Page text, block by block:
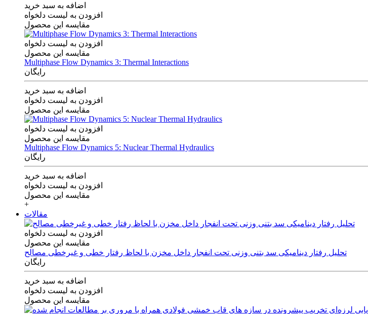
اضافه به سبد خرید
افزودن به لیست دلخواه
مقایسه این محصول
افزودن به لیست دلخواه
مقایسه این محصول
Multiphase Flow Dynamics 3: Thermal Interactions
رایگان
اضافه به سبد خرید
افزودن به لیست دلخواه
مقایسه این محصول
افزودن به لیست دلخواه
مقایسه این محصول
Multiphase Flow Dynamics 5: Nuclear Thermal Hydraulics
رایگان
اضافه به سبد خرید
افزودن به لیست دلخواه
مقایسه این محصول
+
مقالات
افزودن به لیست دلخواه
مقایسه این محصول
تحلیل رفتار دینامیکی سد بتنی وزنی تحت انفجار داخل مخزن با لحاظ رفتار خطی و غیرخطی مصالح
رایگان
اضافه به سبد خرید
افزودن به لیست دلخواه
مقایسه این محصول